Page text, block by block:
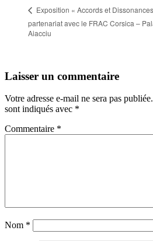
Exposition « Accords et
partenariat avec le FRAC Corsica –
Aiacciu
Laisser un commentaire
Votre adresse e-mail ne sera pas publiée.
sont indiqués avec *
Commentaire *
Nom *